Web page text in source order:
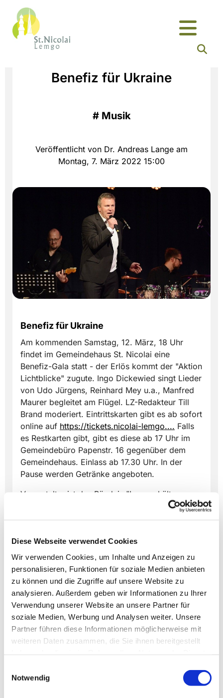
Diese Webseite verwendet Cookies
Wir verwenden Cookies, um Inhalte und Anzeigen zu
personalisieren, Funktionen für soziale Medien anbieten
zu können und die Zugriffe auf unsere Website zu
analysieren. Außerdem geben wir Informationen zu Ihrer
Verwendung unserer Website an unsere Partner für
soziale Medien, Werbung und Analysen weiter. Unsere
Partner führen diese Informationen möglicherweise mit
weiteren Daten zusammen, die Sie ihnen bereitgestellt
Notwendig
Benefiz für Ukraine
# Musik
Veröffentlicht von Dr. Andreas Lange am
Montag, 7. März 2022 15:00
© LZ
Benefiz für Ukraine
Am kommenden Samstag, 12. März, 18 Uhr
findet im Gemeindehaus St. Nicolai eine
Benefiz-Gala statt - der Erlös kommt der "Aktion
Lichtblicke" zugute. Ingo Dickewied singt Lieder
von Udo Jürgens, Reinhard Mey u.a., Manfred
Maurer begleitet am Flügel. LZ-Redakteur Till
Brand moderiert. Eintrittskarten gibt es ab sofort
online auf https://tickets.nicolai-lemgo.... Falls
es Restkarten gibt, gibt es diese ab 17 Uhr im
Gemeindebüro Papenstr. 16 gegenüber dem
Gemeindehaus. Einlass ab 17.30 Uhr. In der
Pause werden Getränke angeboten.
Veranstalter ist das Bündnis "Lemgo hält
Dies könnte Sie auch
interessieren